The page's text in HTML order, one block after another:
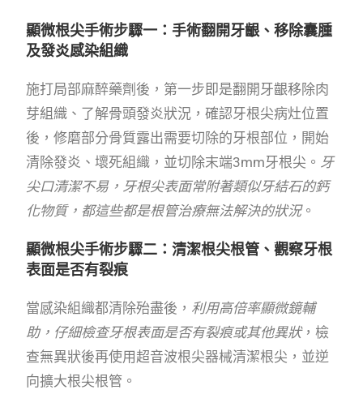
顯微根尖手術步驟一：手術翻開牙齦、移除囊腫
及發炎感染組織
施打局部麻醉藥劑後，第一步即是翻開牙齦移除肉
芽組織、了解骨頭發炎狀況，確認牙根尖病灶位置
後，修磨部分骨質露出需要切除的牙根部位，開始
清除發炎、壞死組織，並切除末端3mm牙根尖。 牙
尖口清潔不易，牙根尖表面常附著類似牙結石的鈣
化物質，都這些都是根管治療無法解決的狀況。
顯微根尖手術步驟二：清潔根尖根管、觀察牙根
表面是否有裂痕
當感染組織都清除殆盡後， 利用高倍率顯微鏡輔
助，仔細檢查牙根表面是否有裂痕或其他異狀，檢
查無異狀後再使用超音波根尖器械清潔根尖，並逆
向擴大根尖根管。